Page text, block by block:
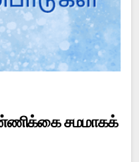
சமமாகக்